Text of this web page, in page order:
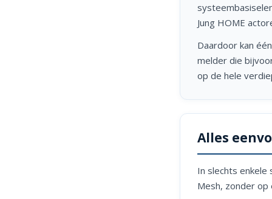
Jung HOME
Daardoor kan
melder die
op de hele
Alles
In slechts enkele
Mesh, zonder